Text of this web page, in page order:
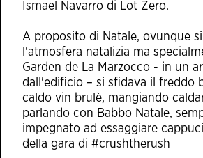
Ismael Navarro di Lot Zero.
A proposito di Natale, ovunque
l'atmosfera natalizia ma
Garden de La Marzocco - in un
dall'edificio – si sfidava il freddo
caldo vin brulè, mangiando
parlando con Babbo Natale,
impegnato ad essaggiare
della gara di #crushtherush